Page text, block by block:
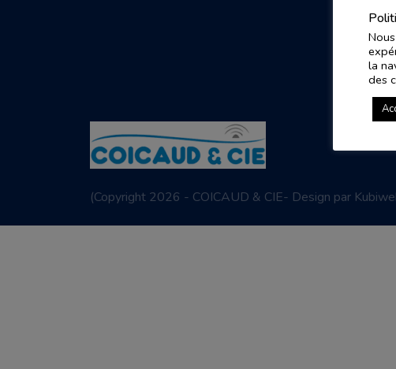
(Copyright 2026 - COICAUD & CIE- Design par
la
des